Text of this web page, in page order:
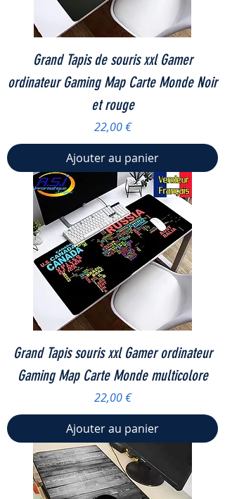
Grand Tapis de souris xxl Gamer
ordinateur Gaming Map Carte Monde Noir
et rouge
Prix
22,00 €
Ajouter au panier
Grand Tapis souris xxl Gamer ordinateur
Gaming Map Carte Monde multicolore
Prix
22,00 €
Ajouter au panier